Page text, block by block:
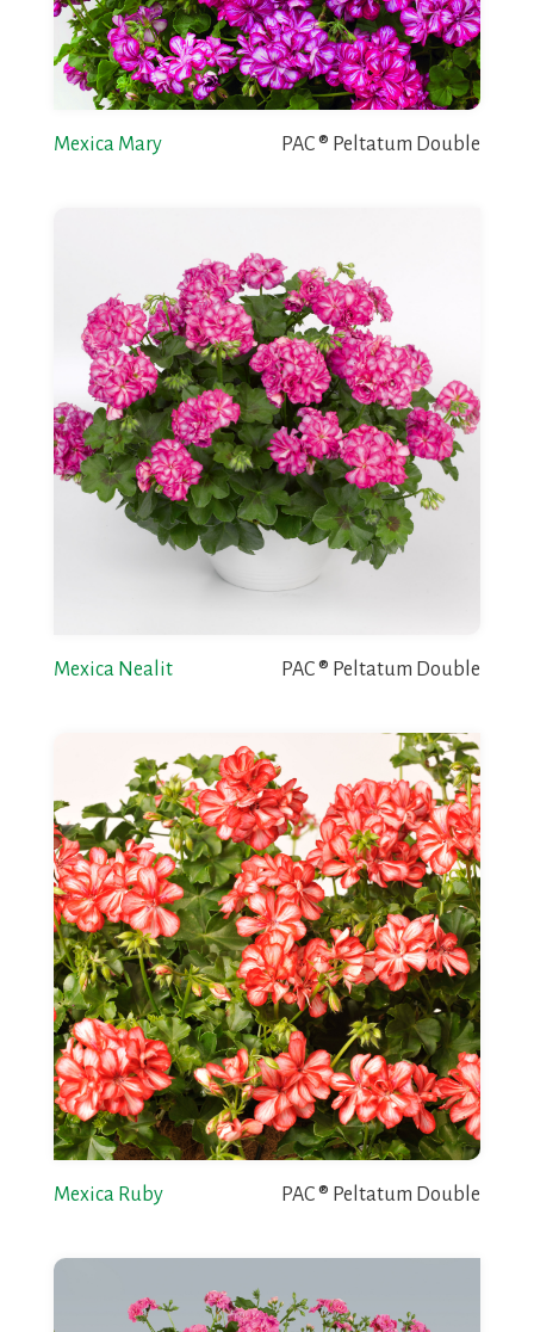
Mexica Mary PAC ® Peltatum Double
Mexica Nealit PAC ® Peltatum Double
Mexica Ruby PAC ® Peltatum Double